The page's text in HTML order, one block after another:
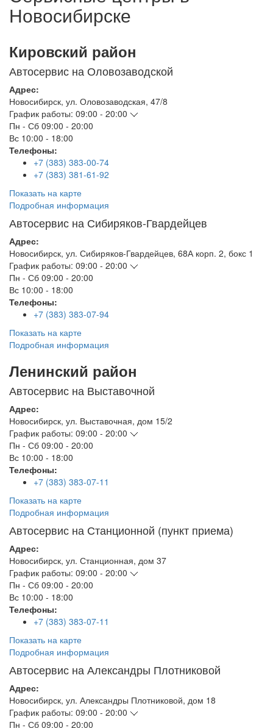
Новосибирске
Кировский район
Автосервис на Оловозаводской
Адрес:
Новосибирск, ул. Оловозаводская, 47/8
График работы: 09:00 - 20:00
Пн - Сб 09:00 - 20:00
Вс 10:00 - 18:00
Телефоны:
+7 (383) 383-00-74
+7 (383) 381-61-92
Показать на карте
Подробная информация
Автосервис на Сибиряков-Гвардейцев
Адрес:
Новосибирск, ул. Сибиряков-Гвардейцев, 68А корп. 2, бокс 1
График работы: 09:00 - 20:00
Пн - Сб 09:00 - 20:00
Вс 10:00 - 18:00
Телефоны:
+7 (383) 383-07-94
Показать на карте
Подробная информация
Ленинский район
Автосервис на Выставочной
Адрес:
Новосибирск, ул. Выставочная, дом 15/2
График работы: 09:00 - 20:00
Пн - Сб 09:00 - 20:00
Вс 10:00 - 18:00
Телефоны:
+7 (383) 383-07-11
Показать на карте
Подробная информация
Автосервис на Станционной (пункт приема)
Адрес:
Новосибирск, ул. Станционная, дом 37
График работы: 09:00 - 20:00
Пн - Сб 09:00 - 20:00
Вс 10:00 - 18:00
Телефоны:
+7 (383) 383-07-11
Показать на карте
Подробная информация
Автосервис на Александры Плотниковой
Адрес:
Новосибирск, ул. Александры Плотниковой, дом 18
График работы: 09:00 - 20:00
Пн - Сб 09:00 - 20:00